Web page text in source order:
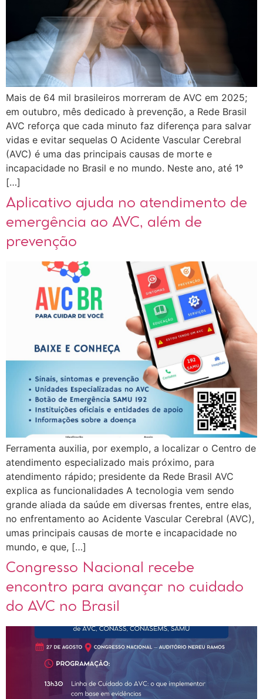
Mais de 64 mil brasileiros morreram de AVC em 2025;
em outubro, mês dedicado à prevenção, a Rede Brasil
AVC reforça que cada minuto faz diferença para salvar
vidas e evitar sequelas O Acidente Vascular Cerebral
(AVC) é uma das principais causas de morte e
incapacidade no Brasil e no mundo. Neste ano, até 1º
[…]
Aplicativo ajuda no atendimento de
emergência ao AVC, além de
prevenção
Ferramenta auxilia, por exemplo, a localizar o Centro de
atendimento especializado mais próximo, para
atendimento rápido; presidente da Rede Brasil AVC
explica as funcionalidades A tecnologia vem sendo
grande aliada da saúde em diversas frentes, entre elas,
no enfrentamento ao Acidente Vascular Cerebral (AVC),
umas principais causas de morte e incapacidade no
mundo, e que, […]
Congresso Nacional recebe
encontro para avançar no cuidado
do AVC no Brasil